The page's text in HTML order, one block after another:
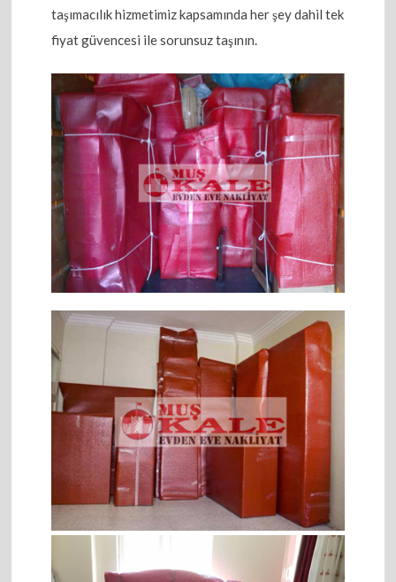
taşımacılık hizmetimiz kapsamında her şey dahil tek
fiyat güvencesi ile sorunsuz taşının.